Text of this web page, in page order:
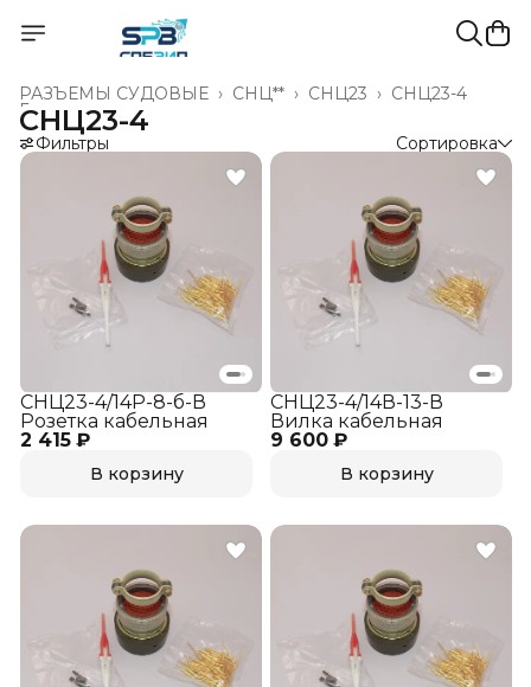
СНЦ23-4
СНЦ23 ›
СНЦ** ›
РАЗЪЁМЫ СУДОВЫЕ ›
Главная ›
СНЦ23-4
Фильтры Сортировка
2 415 ₽
СНЦ23-4/14Р-8-б-В
Розетка кабельная
В корзину
9 600 ₽
СНЦ23-4/14В-13-В
Вилка кабельная
В корзину